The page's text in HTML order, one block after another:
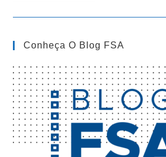
Profa.
Quintão
Conheça O Blog FSA